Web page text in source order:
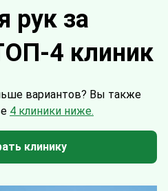
рук за
4 клиник
вариантов? Вы также
4 клиники ниже.
клинику